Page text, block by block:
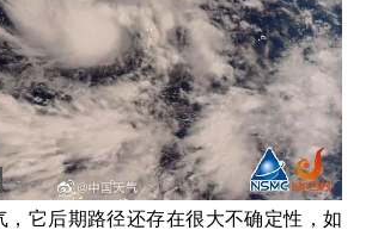
，它后期路径还存在很大不确定性，如